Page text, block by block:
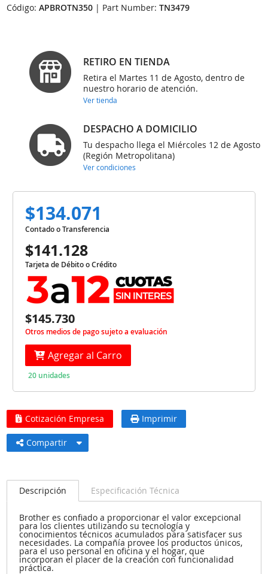
Código:APBROTN350 | Part Number:TN3479
RETIRO EN TIENDA
Retira el Martes 11 de Agosto, dentro de
nuestro horario de atención.
Ver tienda
DESPACHO A DOMICILIO
Tu despacho llega el Miércoles 12 de Agosto
(Región Metropolitana)
Ver condiciones
$134.071
Contado o Transferencia
$141.128
Tarjeta de Débito o Crédito
$145.730
Otros medios de pago sujeto a evaluación
Agregar al Carro
20 unidades
Cotización Empresa Imprimir
Compartir
Descripción Especificación Técnica
Brother es confiado a proporcionar el valor excepcional
para los clientes utilizando su tecnología y
conocimientos técnicos acumulados para satisfacer sus
necesidades. La compañía provee los productos únicos,
para el uso personal en oficina y el hogar, que
incorporan el placer de la creación con funcionalidad
práctica.